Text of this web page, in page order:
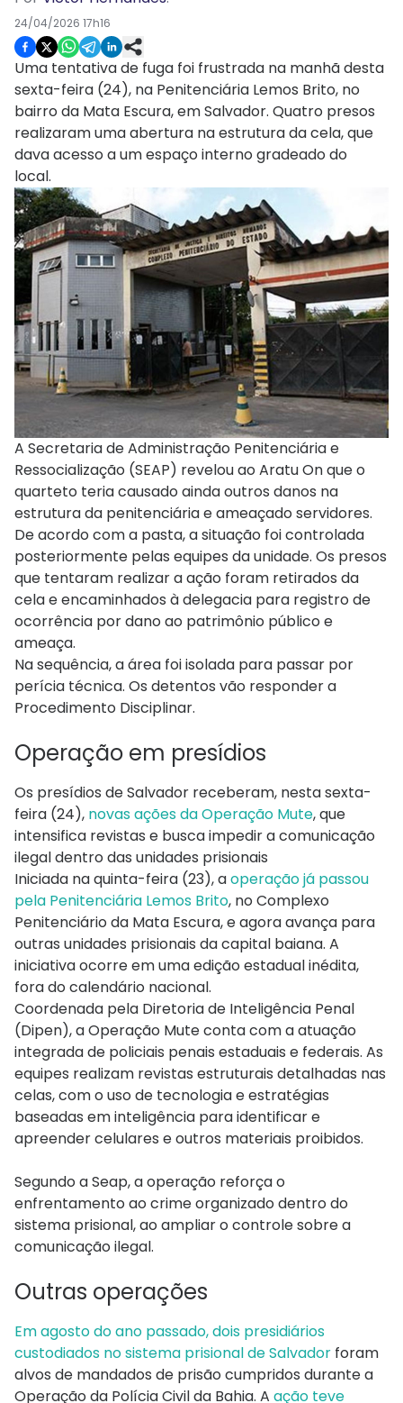
24/04/2026 17h16
Uma tentativa de fuga foi frustrada na manhã desta
sexta-feira (24), na Penitenciária Lemos Brito, no
bairro da Mata Escura, em Salvador. Quatro presos
realizaram uma abertura na estrutura da cela, que
dava acesso a um espaço interno gradeado do
local.
A Secretaria de Administração Penitenciária e
Ressocialização (SEAP) revelou ao Aratu On que o
quarteto teria causado ainda outros danos na
estrutura da penitenciária e ameaçado servidores.
De acordo com a pasta, a situação foi controlada
posteriormente pelas equipes da unidade. Os presos
que tentaram realizar a ação foram retirados da
cela e encaminhados à delegacia para registro de
ocorrência por dano ao patrimônio público e
ameaça.
Na sequência, a área foi isolada para passar por
perícia técnica. Os detentos vão responder a
Procedimento Disciplinar.
Operação em presídios
Os presídios de Salvador receberam, nesta sexta-
feira (24), novas ações da Operação Mute, que
intensifica revistas e busca impedir a comunicação
ilegal dentro das unidades prisionais
Iniciada na quinta-feira (23), aoperação já passou
pela Penitenciária Lemos Brito, no Complexo
Penitenciário da Mata Escura, e agora avança para
outras unidades prisionais da capital baiana. A
iniciativa ocorre em uma edição estadual inédita,
fora do calendário nacional.
Coordenada pela Diretoria de Inteligência Penal
(Dipen), a Operação Mute conta com a atuação
integrada de policiais penais estaduais e federais. As
equipes realizam revistas estruturais detalhadas nas
celas, com o uso de tecnologia e estratégias
baseadas em inteligência para identificar e
apreender celulares e outros materiais proibidos.
Segundo a Seap, a operação reforça o
enfrentamento ao crime organizado dentro do
sistema prisional, ao ampliar o controle sobre a
comunicação ilegal.
Outras operações
Em agosto do ano passado, dois presidiários
custodiados no sistema prisional de Salvador foram
alvos de mandados de prisão cumpridos durante a
Operação da Polícia Civil da Bahia. A ação teve